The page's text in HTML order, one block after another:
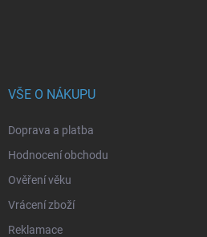
VŠE O NÁKUPU
Doprava a platba
Hodnocení obchodu
Ověření věku
Vrácení zboží
Reklamace